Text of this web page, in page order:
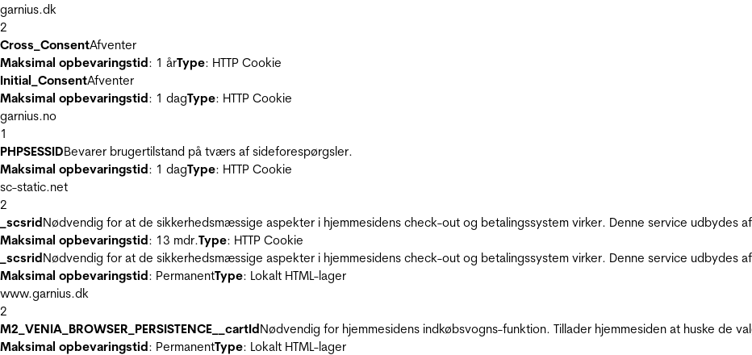
garnius.dk
2
Cross_ConsentAfventer
Maksimal opbevaringstid: 1 årType: HTTP Cookie
Initial_ConsentAfventer
Maksimal opbevaringstid: 1 dagType: HTTP Cookie
garnius.no
1
PHPSESSIDBevarer brugertilstand på tværs af sideforespørgsler.
Maksimal opbevaringstid: 1 dagType: HTTP Cookie
sc-static.net
2
_scsridNødvendig for at de sikkerhedsmæssige aspekter i hjemmesidens check-out og betalingssystem virker. Denne service udbydes
Maksimal opbevaringstid: 13 mdr.Type: HTTP Cookie
_scsridNødvendig for at de sikkerhedsmæssige aspekter i hjemmesidens check-out og betalingssystem virker. Denne service udbydes
Maksimal opbevaringstid: PermanentType: Lokalt HTML-lager
www.garnius.dk
2
M2_VENIA_BROWSER_PERSISTENCE__cartIdNødvendig for hjemmesidens indkøbsvogns-funktion. Tillader hjemmesiden at huske de
Maksimal opbevaringstid: PermanentType: Lokalt HTML-lager